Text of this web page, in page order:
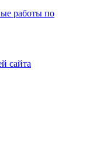
работы по
сайта